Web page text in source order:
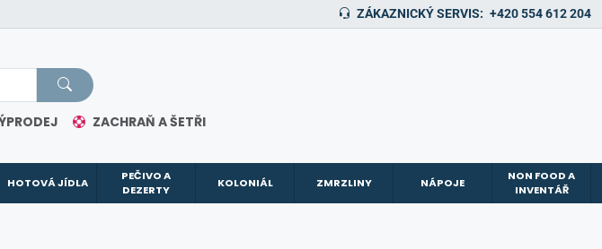
ZÁKAZNICKÝ SERVIS: +420 554 612 204
ZACHRAŇ A ŠETŘI
HOTOVÁ JÍDLA
PEČIVO A
DEZERTY
KOLONIÁL ZMRZLINY NÁPOJE
NON FOOD A
INVENTÁŘ